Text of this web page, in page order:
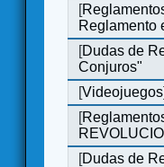
[
Reglamento
[Dudas de
Conjuros"
[Videojuegos]
[
[Dudas de